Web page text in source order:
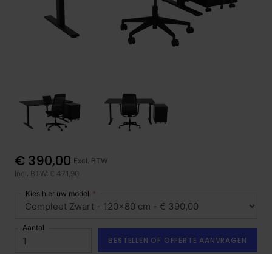
€ 390,00 Excl. BTW
Incl. BTW: € 471,90
Kies hier uw model
Aantal
BESTELLEN OF OFFERTE AANVRAGEN